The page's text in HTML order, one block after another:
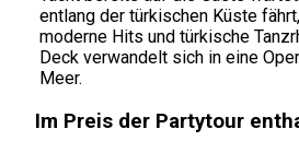
entlang der türkischen Küste
moderne Hits und türkische
Deck verwandelt sich in eine
Meer.
Im Preis der Partytour